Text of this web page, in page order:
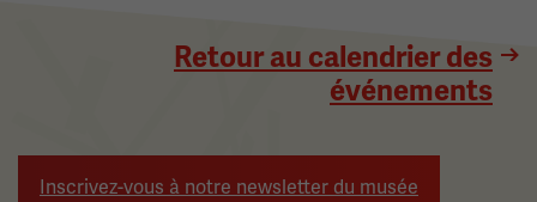
Retour au calendrier des
événements
Inscrivez-vous à notre newsletter du musée